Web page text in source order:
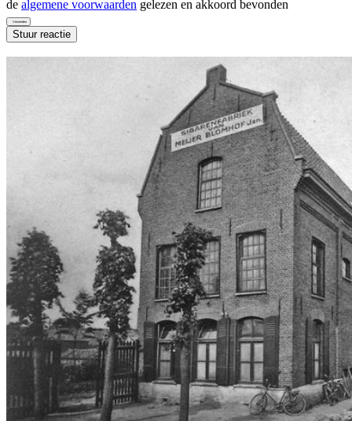
de algemene voorwaarden gelezen en akkoord bevonden